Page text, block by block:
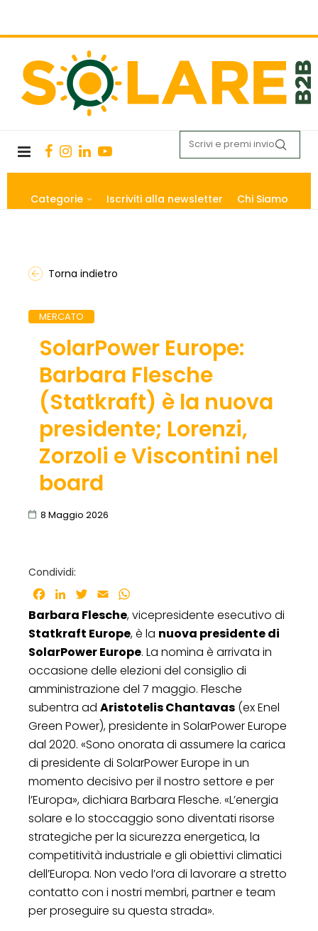
Categorie Iscriviti alla newsletter Chi Siamo
Torna indietro
MERCATO
SolarPower Europe:
Barbara Flesche
(Statkraft) è la nuova
presidente; Lorenzi,
Zorzoli e Viscontini nel
board
8 Maggio 2026
Condividi:
Facebook
LinkedInTwitter
Email
Barbara Flesche, vicepresidente esecutivo di
Statkraft Europe, è la nuova presidente di
SolarPower Europe. La nomina è arrivata in
occasione delle elezioni del consiglio di
amministrazione del 7 maggio. Flesche
subentra ad Aristotelis Chantavas (ex Enel
Green Power), presidente in SolarPower Europe
dal 2020. «Sono onorata di assumere la carica
di presidente di SolarPower Europe in un
momento decisivo per il nostro settore e per
l’Europa», dichiara Barbara Flesche. «L’energia
solare e lo stoccaggio sono diventati risorse
strategiche per la sicurezza energetica, la
competitività industriale e gli obiettivi climatici
dell’Europa. Non vedo l’ora di lavorare a stretto
contatto con i nostri membri, partner e team
per proseguire su questa strada».